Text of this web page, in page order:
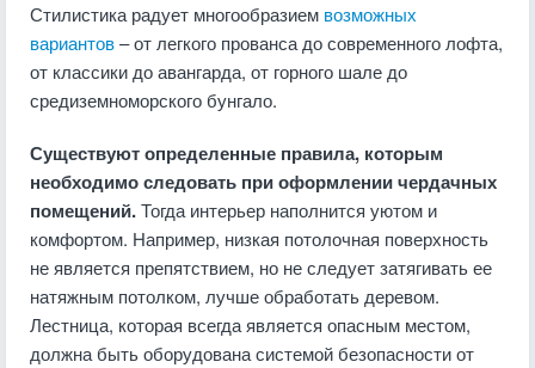
Стилистика радует многообразием возможных
вариантов– от легкого прованса до современного лофта,
от классики до авангарда, от горного шале до
средиземноморского бунгало.
Существуют определенные правила, которым
необходимо следовать при оформлении чердачных
помещений.Тогда интерьер наполнится уютом и
комфортом. Например, низкая потолочная поверхность
не является препятствием, но не следует затягивать ее
натяжным потолком, лучше обработать деревом.
Лестница, которая всегда является опасным местом,
должна быть оборудована системой безопасности от